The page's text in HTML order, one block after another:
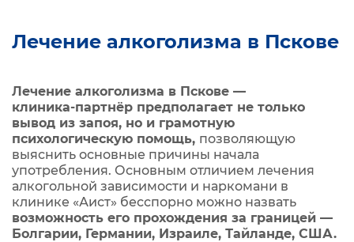
Лечение алкоголизма в Пскове
Лечение алкоголизма в Пскове —
клиника‑партнёр предполагает не только
вывод из запоя, но и грамотную
психологическую помощь, позволяющую
выяснить основные причины начала
употребления. Основным отличием лечения
алкогольной зависимости и наркомани в
клинике «Аист» бесспорно можно назвать
возможность его прохождения за границей —
Болгарии, Германии, Израиле, Тайланде, США.